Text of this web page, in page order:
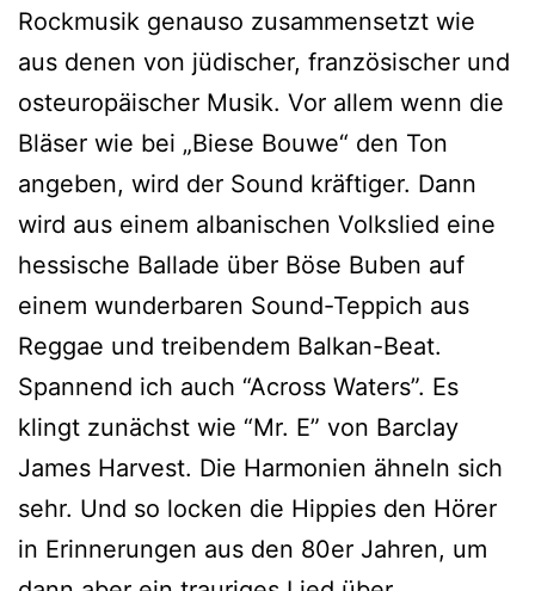
Rockmusik genauso zusammensetzt wie
aus denen von jüdischer, französischer und
osteuropäischer Musik. Vor allem wenn die
Bläser wie bei „Biese Bouwe“ den Ton
angeben, wird der Sound kräftiger. Dann
wird aus einem albanischen Volkslied eine
hessische Ballade über Böse Buben auf
einem wunderbaren Sound-Teppich aus
Reggae und treibendem Balkan-Beat.
Spannend ich auch “Across Waters”. Es
klingt zunächst wie “Mr. E” von Barclay
James Harvest. Die Harmonien ähneln sich
sehr. Und so locken die Hippies den Hörer
in Erinnerungen aus den 80er Jahren, um